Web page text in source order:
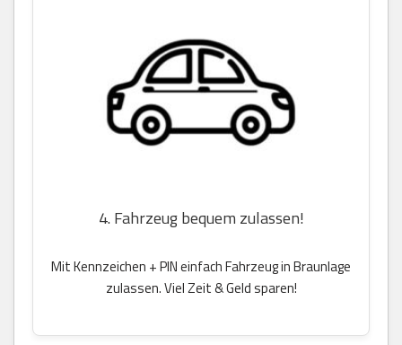
4. Fahrzeug bequem zulassen!
Mit Kennzeichen + PIN einfach Fahrzeug in Braunlage
zulassen. Viel Zeit & Geld sparen!